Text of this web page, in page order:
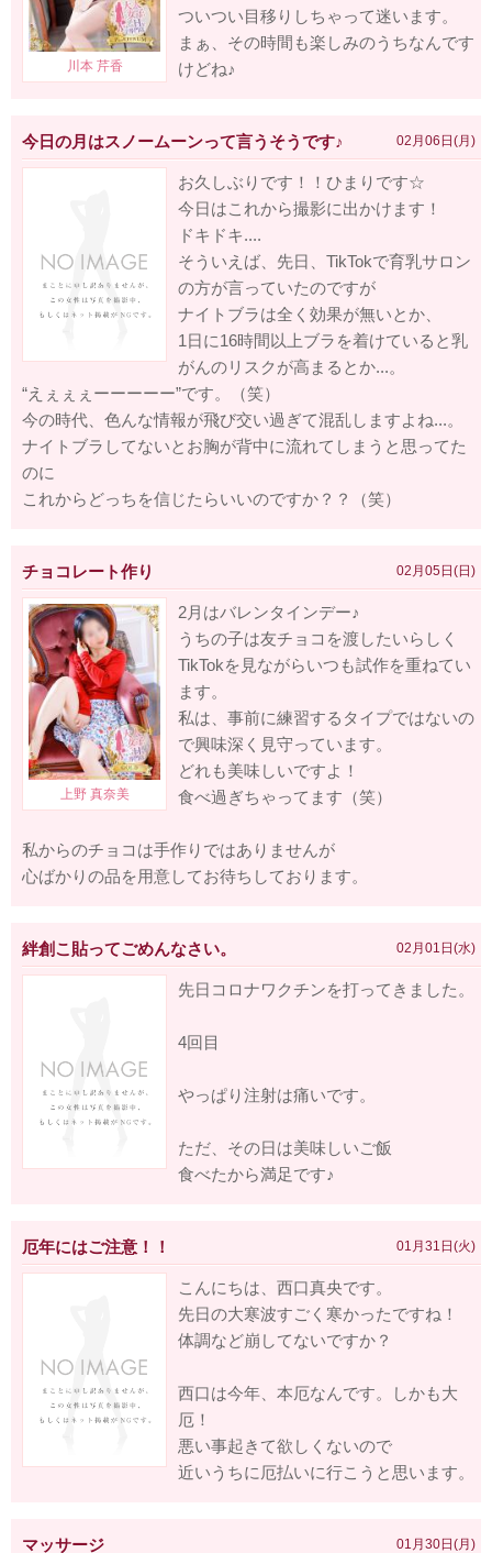
ついつい目移りしちゃって迷います。
まぁ、その時間も楽しみのうちなんです
けどね♪
今日の月はスノームーンって言うそうです♪ 02月06日(月)
お久しぶりです！！ひまりです☆
今日はこれから撮影に出かけます！
ドキドキ....
そういえば、先日、TikTokで育乳サロン
の方が言っていたのですが
ナイトブラは全く効果が無いとか、
1日に16時間以上ブラを着けていると乳
がんのリスクが高まるとか...。
“えぇぇぇーーーーー”です。（笑）
今の時代、色んな情報が飛び交い過ぎて混乱しますよね...。
ナイトブラしてないとお胸が背中に流れてしまうと思ってた
のに
これからどっちを信じたらいいのですか？？（笑）
チョコレート作り 02月05日(日)
2月はバレンタインデー♪
うちの子は友チョコを渡したいらしく
TikTokを見ながらいつも試作を重ねてい
ます。
私は、事前に練習するタイプではないの
で興味深く見守っています。
どれも美味しいですよ！
食べ過ぎちゃってます（笑）
私からのチョコは手作りではありませんが
心ばかりの品を用意してお待ちしております。
絆創こ貼ってごめんなさい。 02月01日(水)
先日コロナワクチンを打ってきました。
4回目
やっぱり注射は痛いです。
ただ、その日は美味しいご飯
食べたから満足です♪
厄年にはご注意！！ 01月31日(火)
こんにちは、西口真央です。
先日の大寒波すごく寒かったですね！
体調など崩してないですか？
西口は今年、本厄なんです。しかも大
厄！
悪い事起きて欲しくないので
近いうちに厄払いに行こうと思います。
マッサージ 01月30日(月)